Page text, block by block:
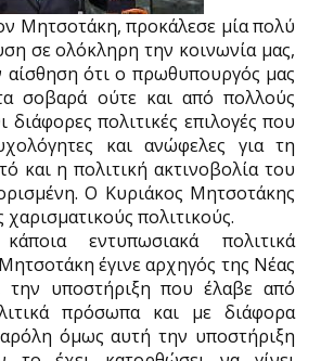
Μητσοτάκη, προκάλεσε μία πολύ
σε ολόκληρη την κοινωνία μας,
αίσθηση ότι ο πρωθυπουργός μας
σοβαρά ούτε και από πολλούς
διάφορες πολιτικές επιλογές που
και ανώφελες για τη
και η πολιτική ακτινοβολία του
Ο Κυριάκος Μητσοτάκης
πολιτικούς.
εντυπωσιακά πολιτικά
έγινε αρχηγός της Νέας
την υποστήριξη που έλαβε από
πρόσωπα και με διάφορα
όμως αυτή την υποστήριξη